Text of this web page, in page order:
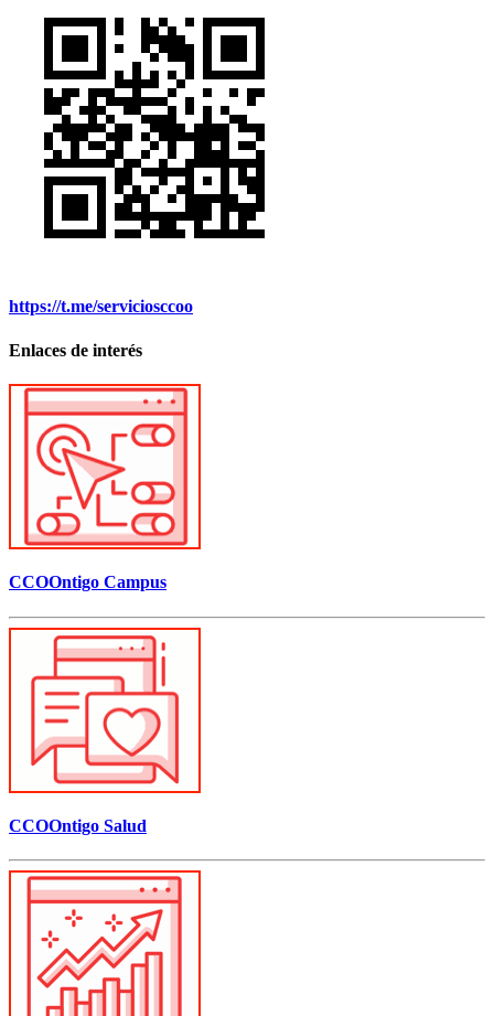
https://t.me/serviciosccoo
Enlaces de interés
CCOOntigo Campus
CCOOntigo Salud